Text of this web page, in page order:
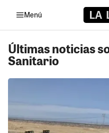
Menú
Últimas noticias
Sanitario